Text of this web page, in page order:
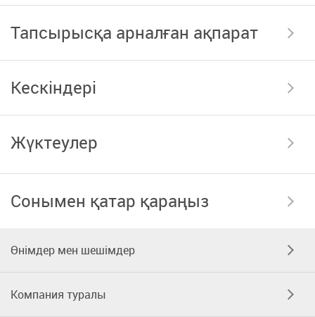
Тапсырысқа арналған ақпарат
Кескіндері
Жүктеулер
Сонымен қатар қараңыз
Өнімдер мен шешімдер
Компания туралы